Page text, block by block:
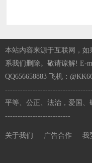
本站内容来源于互联网，
系我们删除。敬请谅解! E-
QQ656658883 飞机：
平等、公正、法治，爱国
--------------------------
关于我们 广告合作 我